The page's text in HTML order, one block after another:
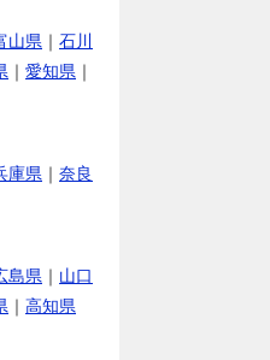
山県 ｜ 石川
｜ 愛知県 ｜
庫県 ｜ 奈良
島県 ｜ 山口
｜ 高知県